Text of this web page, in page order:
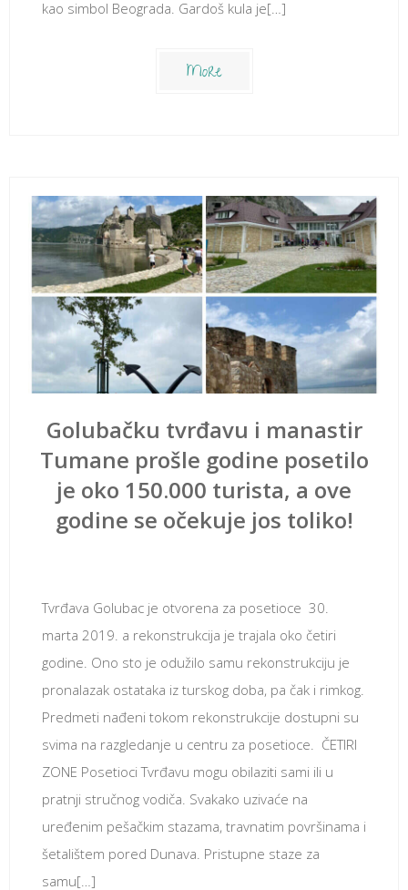
kao simbol Beograda. Gardoš kula je[…]
More
Golubačku tvrđavu i manastir
Tumane prošle godine posetilo
je oko 150.000 turista, a ove
godine se očekuje jos toliko!
Tvrđava Golubac je otvorena za posetioce 30.
marta 2019. a rekonstrukcija je trajala oko četiri
godine. Ono sto je odužilo samu rekonstrukciju je
pronalazak ostataka iz turskog doba, pa čak i rimkog.
Predmeti nađeni tokom rekonstrukcije dostupni su
svima na razgledanje u centru za posetioce. ČETIRI
ZONE Posetioci Tvrđavu mogu obilaziti sami ili u
pratnji stručnog vodiča. Svakako uzivaće na
uređenim pešačkim stazama, travnatim površinama i
šetalištem pored Dunava. Pristupne staze za
samu[…]